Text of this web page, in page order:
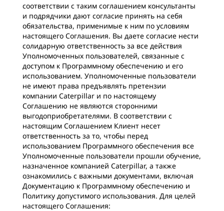
соответствии с таким соглашением консультанты
и подрядчики дают согласие принять на себя
обязательства, применимые к ним по условиям
настоящего Соглашения. Вы даете согласие нести
солидарную ответственность за все действия
Уполномоченных пользователей, связанные с
доступом к Программному обеспечению и его
использованием. Уполномоченные пользователи
не имеют права предъявлять претензии
компании Caterpillar и по настоящему
Соглашению не являются сторонними
выгодоприобретателями. В соответствии с
настоящим Соглашением Клиент несет
ответственность за то, чтобы перед
использованием Программного обеспечения все
Уполномоченные пользователи прошли обучение,
назначенное компанией Caterpillar, а также
ознакомились с важными документами, включая
Документацию к Программному обеспечению и
Политику допустимого использования. Для целей
настоящего Соглашения: